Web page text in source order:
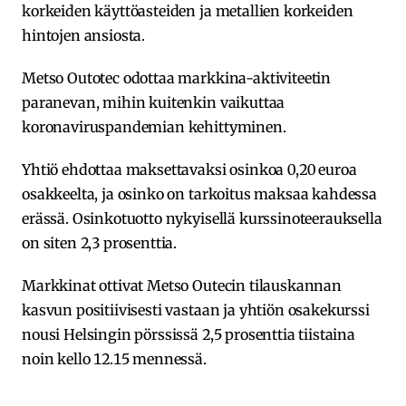
korkeiden käyttöasteiden ja metallien korkeiden
hintojen ansiosta.
Metso Outotec odottaa markkina-aktiviteetin
paranevan, mihin kuitenkin vaikuttaa
koronaviruspandemian kehittyminen.
Yhtiö ehdottaa maksettavaksi osinkoa 0,20 euroa
osakkeelta, ja osinko on tarkoitus maksaa kahdessa
erässä. Osinkotuotto nykyisellä kurssinoteerauksella
on siten 2,3 prosenttia.
Markkinat ottivat Metso Outecin tilauskannan
kasvun positiivisesti vastaan ja yhtiön osakekurssi
nousi Helsingin pörssissä 2,5 prosenttia tiistaina
noin kello 12.15 mennessä.